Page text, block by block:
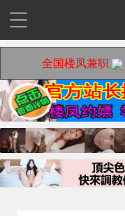
全国楼凤兼职